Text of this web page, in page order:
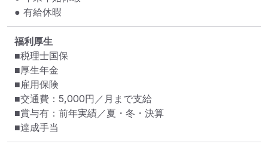
● 有給休暇
福利厚生
■税理士国保
■厚生年金
■雇用保険
■交通費：5,000円／月まで支給
■賞与有：前年実績／夏・冬・決算
■達成手当